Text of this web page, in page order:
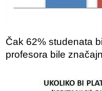
Čak 62% studenata
profesora bile